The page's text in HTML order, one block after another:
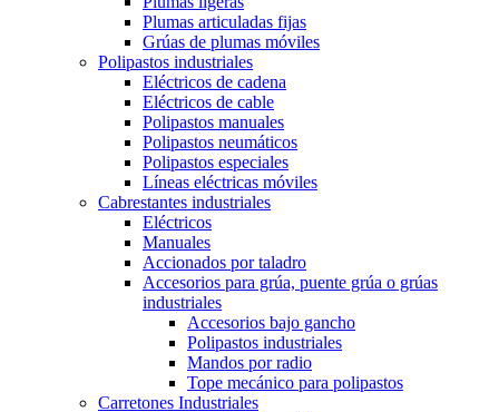
Plumas articuladas fijas
Grúas de plumas móviles
Polipastos industriales
Eléctricos de cadena
Eléctricos de cable
Polipastos manuales
Polipastos neumáticos
Polipastos especiales
Líneas eléctricas móviles
Cabrestantes industriales
Eléctricos
Manuales
Accionados por taladro
Accesorios para grúa, puente grúa o grúas
industriales
Accesorios bajo gancho
Polipastos industriales
Mandos por radio
Tope mecánico para polipastos
Carretones Industriales